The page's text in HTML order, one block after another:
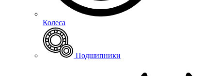
Колеса
Подшипники